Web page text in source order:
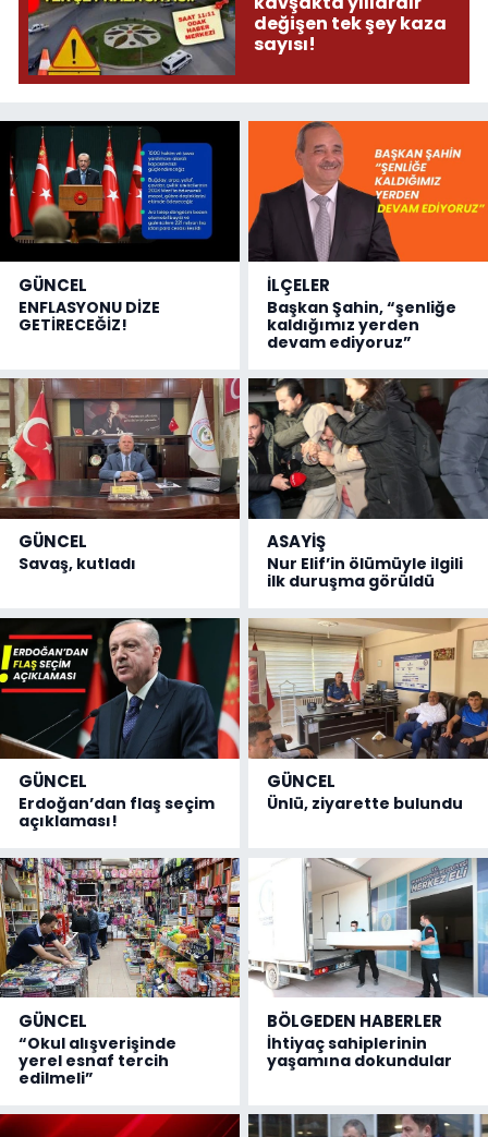
değişen tek şey kaza
sayısı!
GÜNCEL
ENFLASYONU DİZE
GETİRECEĞİZ!
İLÇELER
Başkan Şahin, “şenliğe
kaldığımız yerden
devam ediyoruz”
GÜNCEL
Savaş, kutladı
ASAYİŞ
Nur Elif’in ölümüyle ilgili
ilk duruşma görüldü
GÜNCEL
Erdoğan’dan flaş seçim
açıklaması!
GÜNCEL
Ünlü, ziyarette bulundu
GÜNCEL
“Okul alışverişinde
yerel esnaf tercih
edilmeli”
BÖLGEDEN HABERLER
İhtiyaç sahiplerinin
yaşamına dokundular